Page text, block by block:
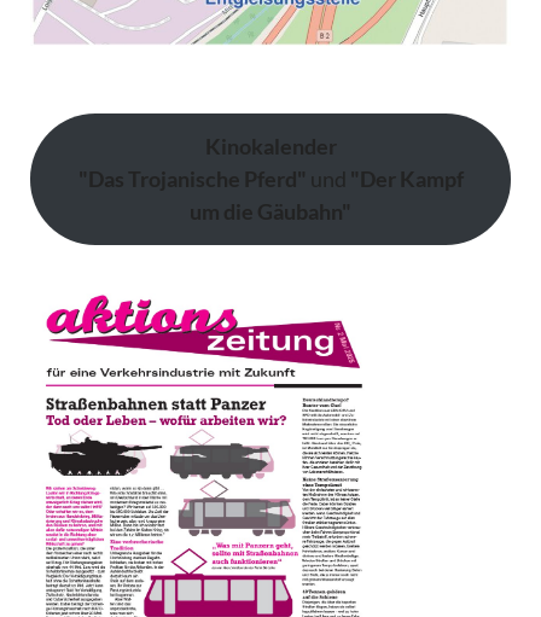
Kinokalender
"Das Trojanische Pferd" und "Der Kampf
um die Gäubahn"